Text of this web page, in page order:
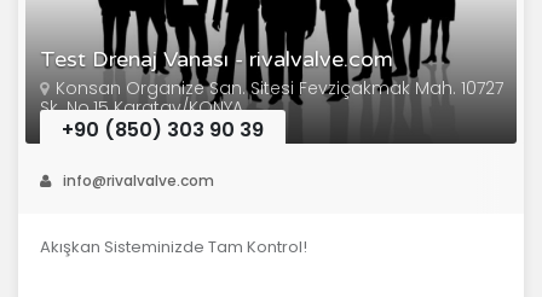
Test Drenaj Vanası - rivalvalve.com
Konsan Organize San. Sitesi Fevziçakmak Mah. 10727
Sk. No.15 Karatay/KONYA
+90 (850) 303 90 39
info@rivalvalve.com
Akışkan Sisteminizde Tam Kontrol!